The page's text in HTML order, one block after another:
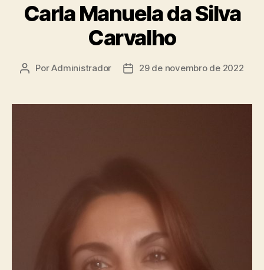
Carla Manuela da Silva
Carvalho
PorAdministrador 29 de novembro de 2022